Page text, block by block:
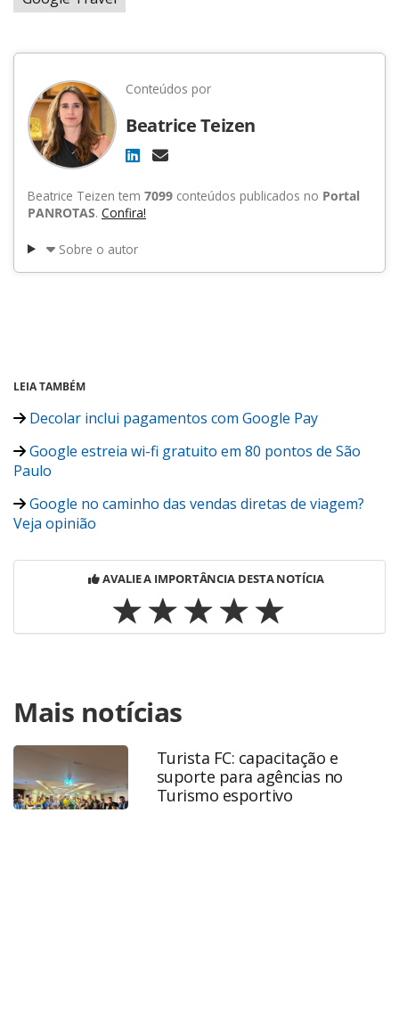
Conteúdos por
Beatrice Teizen
Beatrice Teizen tem 7099 conteúdos publicados no Portal
PANROTAS. Confira!
Sobre o autor
LEIA TAMBÉM
Decolar inclui pagamentos com Google Pay
Google estreia wi-fi gratuito em 80 pontos de São
Paulo
Google no caminho das vendas diretas de viagem?
Veja opinião
AVALIE A IMPORTÂNCIA DESTA NOTÍCIA
https://www.panrotas.com.br/viagens-
corporativas/tecnologia/2019/07/aplicativo-google-trips-
sera-desligado-no-proximo-mes_165776.html ou as
ferramentas oferecidas na página. Todo o conteúdo
produzido pela PANROTAS Editora é protegido pela
legislação brasileira sobre direito autoral. Não reproduza o
Mais notícias
Turista FC: capacitação e
suporte para agências no
Turismo esportivo